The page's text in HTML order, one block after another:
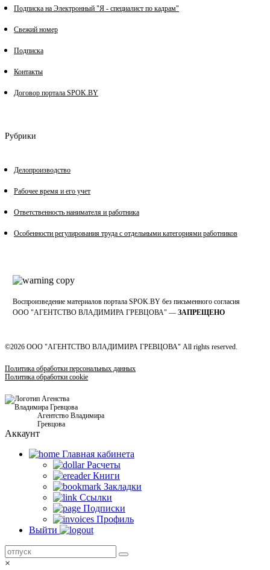
Подписка на Электронный "Я - специалист по кадрам"
Свежий номер
Подписка
Контакты
Договор портала SPOK.BY
Рубрики
Делопроизводство
Рабочее время и его учет
Ответственность нанимателя и работника
Особенности регулирования труда с отдельными категориями работников
Воспроизведение материалов портала SPOK.BY без письменного согласия
OOO "АГЕНТСТВО ВЛАДИМИРА ГРЕВЦОВА" — ЗАПРЕЩЕНО
©2026 ООО "АГЕНТСТВО ВЛАДИМИРА ГРЕВЦОВА" All rights reserved.
Политика обработки персональных данных
Политика обработки cookie
Агентство Владимира
Гревцова
Аккаунт
Главная кабинетa
Расчеты
Книги
Закладки
Ссылки
Подписки
Профиль
Выйти
×